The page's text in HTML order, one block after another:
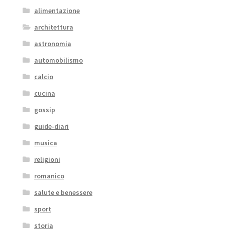
alimentazione
architettura
astronomia
automobilismo
calcio
cucina
gossip
guide-diari
musica
religioni
romanico
salute e benessere
sport
storia